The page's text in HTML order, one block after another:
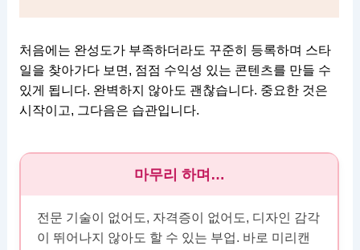
처음에는 완성도가 부족하더라도 꾸준히 등록하며 스타
일을 찾아가다 보면, 점점 수익성 있는 콘텐츠를 만들 수
있게 됩니다. 완벽하지 않아도 괜찮습니다. 중요한 것은
시작이고, 그다음은 습관입니다.
마무리 하며…
전문 기술이 없어도, 자격증이 없어도, 디자인 감각
이 뛰어나지 않아도 할 수 있는 부업. 바로 미리캔